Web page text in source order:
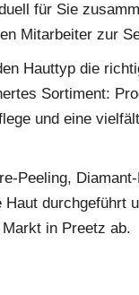
für Sie
Mitarbeiter zur
gegen
Hauttyp die
Sortiment:
und eine
Peeling,
durchgeführt
in Preetz ab.